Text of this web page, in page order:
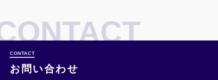
CONTACT
お問い合わせ